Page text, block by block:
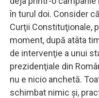
în turul doi. Consider
Curţii Constituţionale,
moment, după atâta
de intervenţie a unui
prezidenţiale din
nu e nicio anchetă.
schimbat nimic şi,